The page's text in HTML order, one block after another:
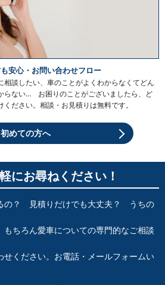
安心・お問い合わせフロー
相談したい、車のことがよくわからなくてどん
らない… お困りのことがございましたら、ど
ださい。相談・お見積りは無料です。
初めての方へ
にお尋ねください！
の？ 見積りだけでも大丈夫？ うちの
もちろん愛車についての専門的なご相談
せください。お電話・メールフォームい